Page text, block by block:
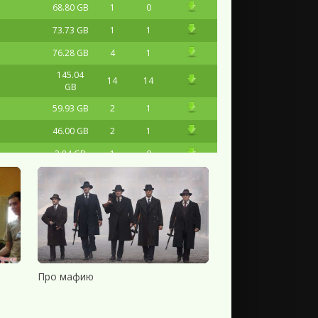
68.80 GB 1
0
73.73 GB 1
1
76.28 GB 4 1
145.04
GB
14 14
59.93 GB 2
1
46.00 GB 2
1
2.84 GB 1 0
125.08
14.90 GB 4
1
26.64 GB 0
11.20 GB 1
0
40.28 GB
Про мафию